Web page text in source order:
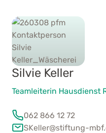
Silvie Keller
Teamleiterin Hausdienst
062 866 12 72
SKeller@stiftung-